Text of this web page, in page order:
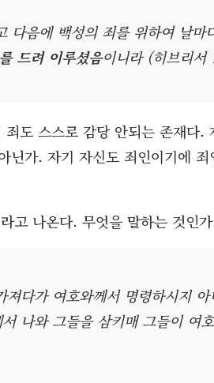
다음에 백성의 죄를 위하여 날마
드려 이루셨음이니라 (히브리서
도 스스로 감당 안되는 존재다.
가. 자기 자신도 죄인이기에
고 나온다. 무엇을 말하는 것인
다가 여호와께서 명령하시지
나와 그들을 삼키매 그들이 여